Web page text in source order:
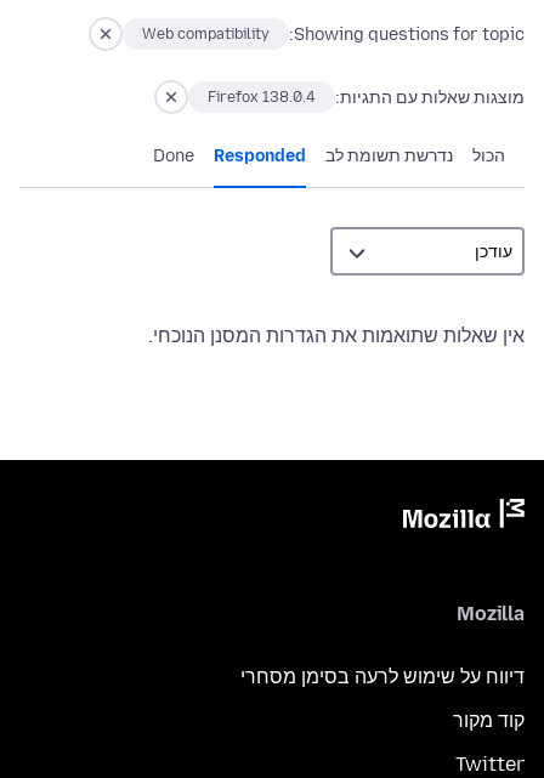
Showing questions for topic:
Web compatibility
מוצגות שאלות עם התגיות: Firefox 138.0.4
הכול נדרשת תשומת לב Responded
Done
אין שאלות שתואמות את הגדרות המסנן הנוכחי.
Mozilla
דיווח על שימוש לרעה בסימן מסחרי
קוד מקור
Twitter